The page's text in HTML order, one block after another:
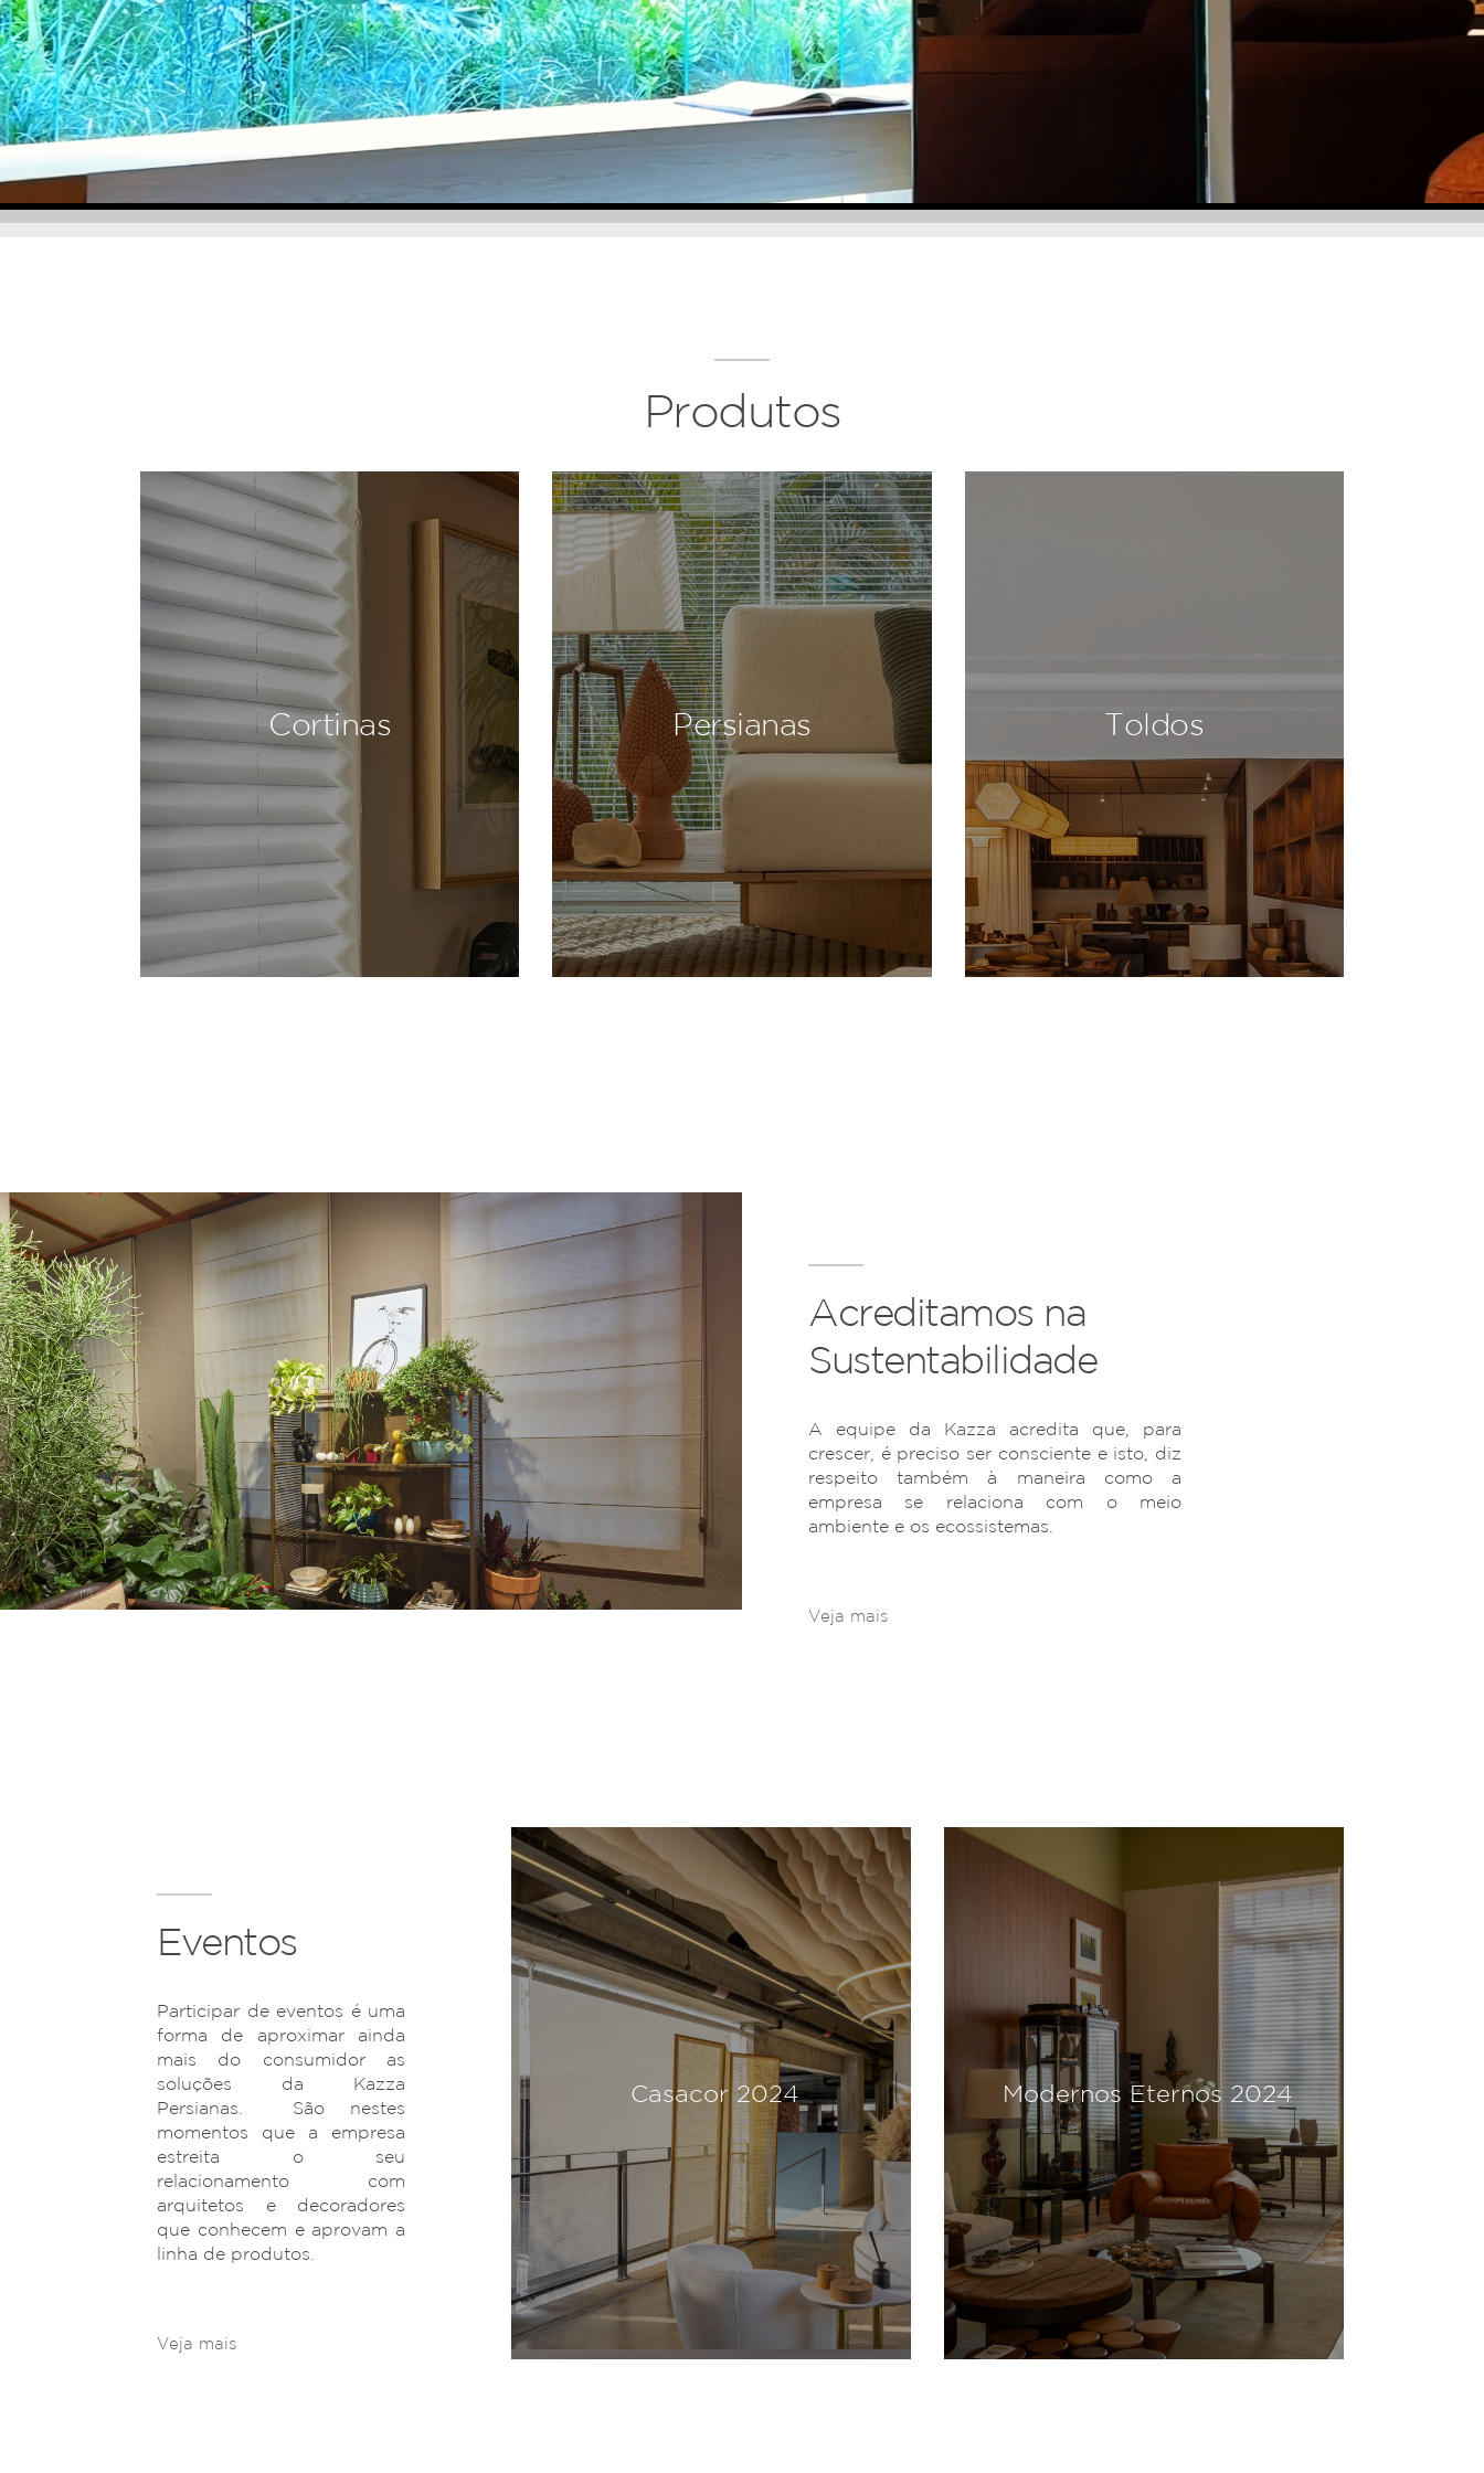
Produtos
Cortinas Persianas Toldos
Acreditamos na
Sustentabilidade
A equipe da Kazza acredita que, para
crescer, é preciso ser consciente e isto, diz
respeito também à maneira como a
empresa se relaciona com o meio
ambiente e os ecossistemas.
Veja mais
Eventos
Participar de eventos é uma
forma de aproximar ainda
mais do consumidor as
soluções da Kazza
Persianas. São nestes
momentos que a empresa
estreita o seu
relacionamento com
arquitetos e decoradores
que conhecem e aprovam a
linha de produtos.
Veja mais
Casacor 2024 Modernos Eternos 2024